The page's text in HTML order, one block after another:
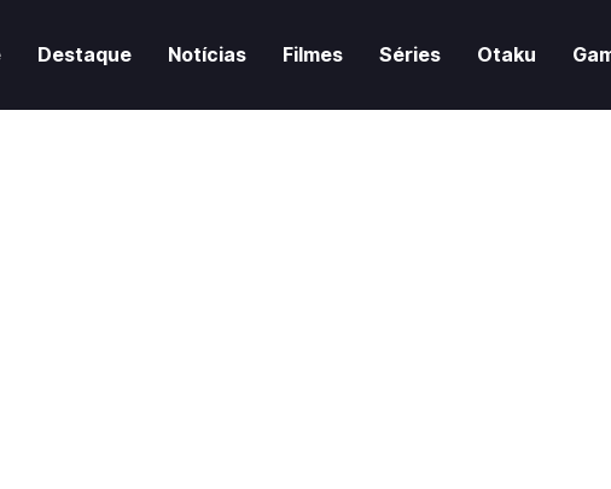
Destaque Notícias Filmes Séries Otaku